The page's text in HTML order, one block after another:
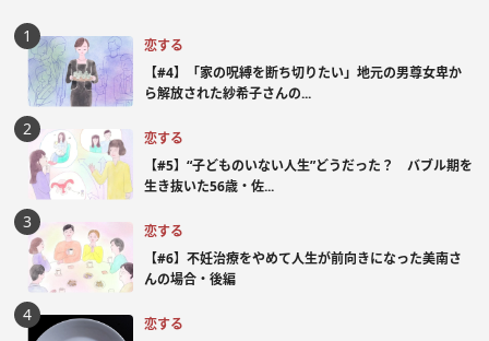
恋する
【#4】「家の呪縛を断ち切りたい」地元の男尊女卑か
ら解放された紗希子さんの...
恋する
【#5】“子どものいない人生”どうだった？ バブル期を
生き抜いた56歳・佐...
恋する
【#6】不妊治療をやめて人生が前向きになった美南さ
んの場合・後編
恋する